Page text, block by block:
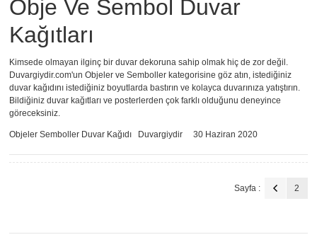
Obje Ve Sembol Duvar
Kağıtları
Kimsede olmayan ilginç bir duvar dekoruna sahip olmak hiç de zor değil.
Duvargiydir.com'un Objeler ve Semboller kategorisine göz atın, istediğiniz
duvar kağıdını istediğiniz boyutlarda bastırın ve kolayca duvarınıza yatıştırın.
Bildiğiniz duvar kağıtları veposter lerden çok farklı olduğunu deneyince
göreceksiniz.
Objeler Semboller Duvar Kağıdı Duvargiydir 30 Haziran 2020
Sayfa : 2